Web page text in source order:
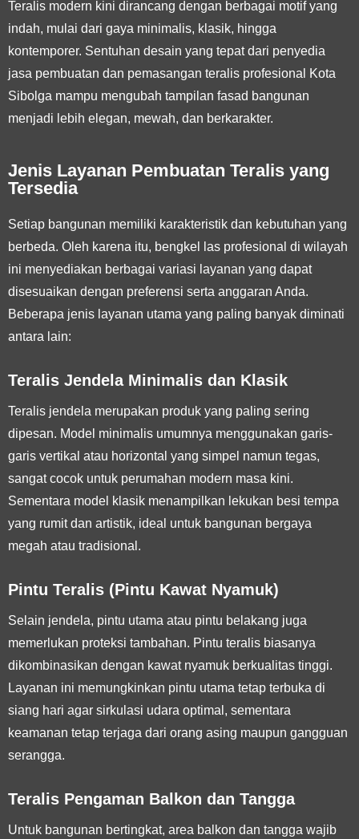
Teralis modern kini dirancang dengan berbagai motif yang
indah, mulai dari gaya minimalis, klasik, hingga
kontemporer. Sentuhan desain yang tepat dari penyedia
jasa pembuatan dan pemasangan teralis profesional Kota
Sibolga mampu mengubah tampilan fasad bangunan
menjadi lebih elegan, mewah, dan berkarakter.
Jenis Layanan Pembuatan Teralis yang
Tersedia
Setiap bangunan memiliki karakteristik dan kebutuhan yang
berbeda. Oleh karena itu, bengkel las profesional di wilayah
ini menyediakan berbagai variasi layanan yang dapat
disesuaikan dengan preferensi serta anggaran Anda.
Beberapa jenis layanan utama yang paling banyak diminati
antara lain:
Teralis Jendela Minimalis dan Klasik
Teralis jendela merupakan produk yang paling sering
dipesan. Model minimalis umumnya menggunakan garis-
garis vertikal atau horizontal yang simpel namun tegas,
sangat cocok untuk perumahan modern masa kini.
Sementara model klasik menampilkan lekukan besi tempa
yang rumit dan artistik, ideal untuk bangunan bergaya
megah atau tradisional.
Pintu Teralis (Pintu Kawat Nyamuk)
Selain jendela, pintu utama atau pintu belakang juga
memerlukan proteksi tambahan. Pintu teralis biasanya
dikombinasikan dengan kawat nyamuk berkualitas tinggi.
Layanan ini memungkinkan pintu utama tetap terbuka di
siang hari agar sirkulasi udara optimal, sementara
keamanan tetap terjaga dari orang asing maupun gangguan
serangga.
Teralis Pengaman Balkon dan Tangga
Untuk bangunan bertingkat, area balkon dan tangga wajib